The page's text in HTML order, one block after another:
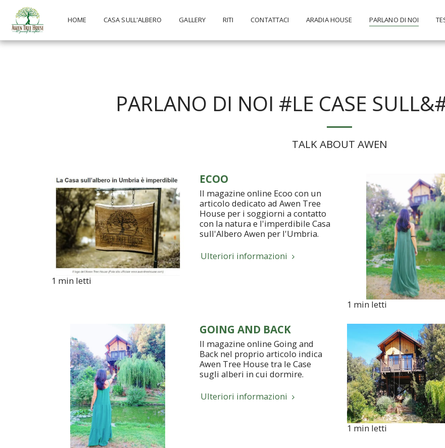
HOME CASA SULL'ALBERO GALLERY RITI CONTATTACI ARADIA HOUSE PARLANO DI NOI
PARLANO DI NOI #LE CASE
TALK ABOUT AWEN
1 min letti
ECOO
Il magazine online Ecoo con un
articolo dedicato ad Awen Tree
House per i soggiorni a contatto
con la natura e l'imperdibile Casa
sull'Albero Awen per l'Umbria.
Ulteriori informazioni
1 min letti
GOING AND BACK
Il magazine online Going and
Back nel proprio articolo indica
Awen Tree House tra le Case
sugli alberi in cui dormire.
Ulteriori informazioni
1 min letti